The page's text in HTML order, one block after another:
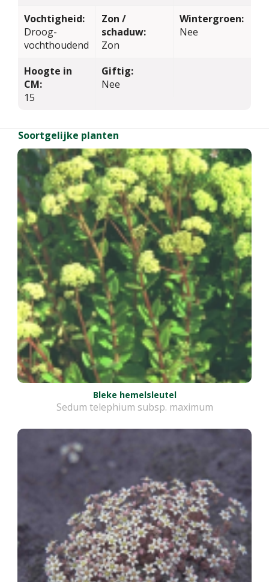
Vochtigheid:
Droog-
vochthoudend
Zon /
schaduw:
Zon
Wintergroen:
Nee
Hoogte in
CM:
15
Giftig:
Nee
Soortgelijke planten
Bleke hemelsleutel
Sedum telephium subsp. maximum